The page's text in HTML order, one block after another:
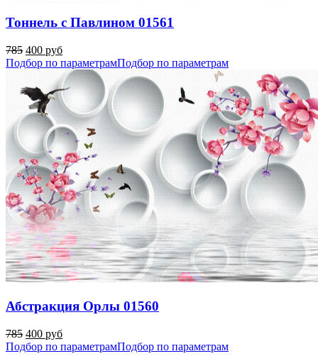
Тоннель с Павлином 01561
785 400 руб
Подбор по параметрамПодбор по параметрам
Абстракция Орлы 01560
785 400 руб
Подбор по параметрамПодбор по параметрам